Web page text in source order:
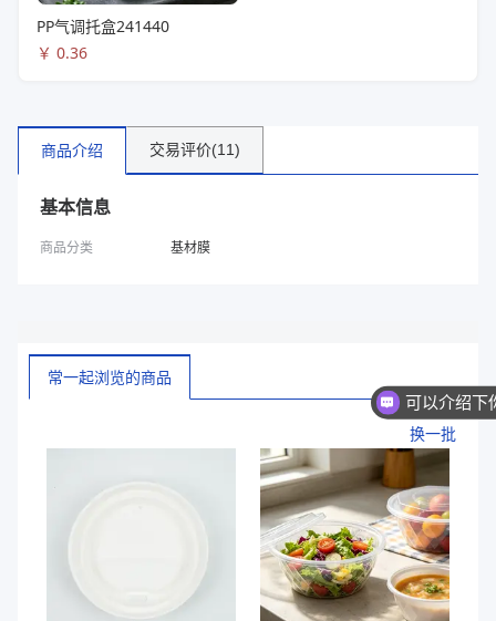
PP气调托盒241440
￥ 0.36
商品介绍 交易评价(11)
基本信息
商品分类 基材膜
常一起浏览的商品
换一批